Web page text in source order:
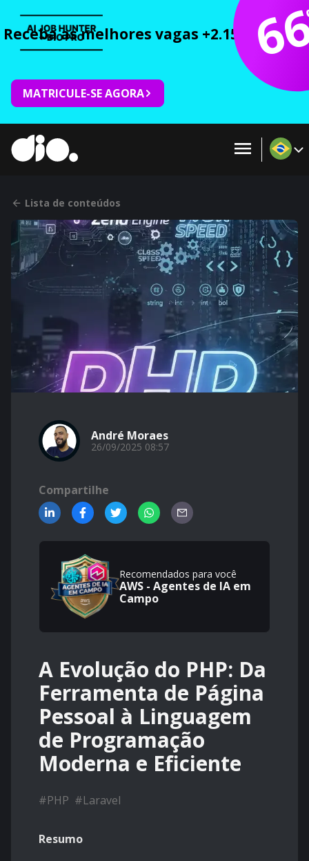
Receba as melhores vagas +2.150 cursos
MATRICULE-SE AGORA
Lista de conteúdos
André Moraes
26/09/2025 08:57
Compartilhe
Recomendados para você
AWS - Agentes de IA em
Campo
A Evolução do PHP: Da
Ferramenta de Página
Pessoal à Linguagem
de Programação
Moderna e Eficiente
#PHP #Laravel
Resumo